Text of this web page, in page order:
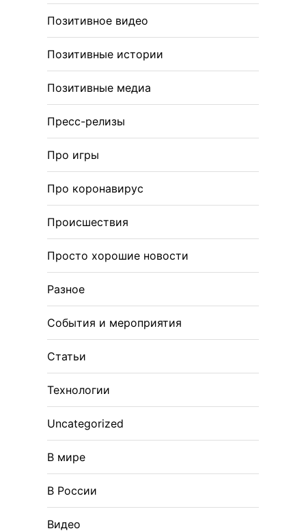
Позитивное видео
Позитивные истории
Позитивные медиа
Пресс-релизы
Про игры
Про коронавирус
Происшествия
Просто хорошие новости
Разное
События и мероприятия
Статьи
Технологии
Uncategorized
В мире
В России
Видео